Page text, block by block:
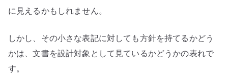
に見えるかもしれません。
しかし、その小さな表記に対しても方針を持てるかどう
かは、文書を設計対象として見ているかどうかの表れで
す。